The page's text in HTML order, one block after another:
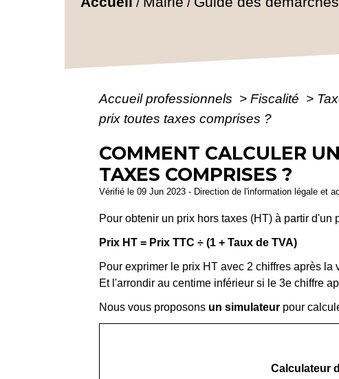
Accueil professionnels > Fiscalité >
prix toutes taxes comprises ?
COMMENT CALCULER
TAXES COMPRISES ?
Vérifié le 09 Jun 2023 - Direction de l'information légale et
Pour obtenir un prix hors taxes (HT) à partir
Prix HT = Prix TTC ÷ (1 + Taux de TVA)
Pour exprimer le prix HT avec 2 chiffres après
Et l'arrondir au centime inférieur si le 3e chiffre
Nous vous proposons un simulateur pour
Calculateur